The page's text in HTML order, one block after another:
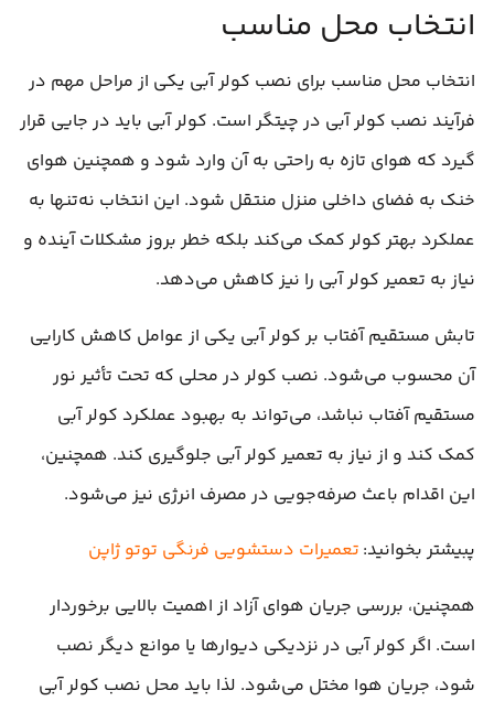
انتخاب محل مناسب
انتخاب محل مناسب برای نصب کولر آبی یکی از مراحل مهم در
فرآیند نصب کولر آبی در چیتگر است. کولر آبی باید در جایی قرار
گیرد که هوای تازه به راحتی به آن وارد شود و همچنین هوای
خنک به فضای داخلی منزل منتقل شود. این انتخاب نه‌تنها به
عملکرد بهتر کولر کمک می‌کند بلکه خطر بروز مشکلات آینده و
نیاز به تعمیر کولر آبی را نیز کاهش می‌دهد.
تابش مستقیم آفتاب بر کولر آبی یکی از عوامل کاهش کارایی
آن محسوب می‌شود. نصب کولر در محلی که تحت تأثیر نور
مستقیم آفتاب نباشد، می‌تواند به بهبود عملکرد کولر آبی
کمک کند و از نیاز به تعمیر کولر آبی جلوگیری کند. همچنین،
این اقدام باعث صرفه‌جویی در مصرف انرژی نیز می‌شود.
پبیشتر بخوانید: تعمیرات دستشویی فرنگی توتو ژاپن
همچنین، بررسی جریان هوای آزاد از اهمیت بالایی برخوردار
است. اگر کولر آبی در نزدیکی دیوارها یا موانع دیگر نصب
شود، جریان هوا مختل می‌شود. لذا باید محل نصب کولر آبی